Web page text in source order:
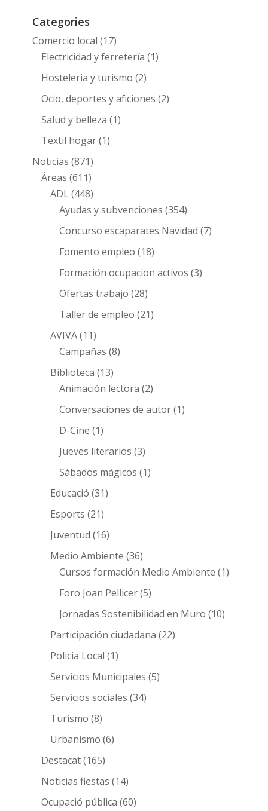
Categories
Comercio local (17)
Electricidad y ferretería (1)
Hosteleria y turismo (2)
Ocio, deportes y aficiones (2)
Salud y belleza (1)
Textil hogar(1)
Noticias (871)
Áreas (611)
ADL(448)
Ayudas y subvenciones (354)
Concurso escaparates Navidad (7)
Fomento empleo (18)
Formación ocupacion activos (3)
Ofertas trabajo (28)
Taller de empleo (21)
AVIVA(11)
Campañas (8)
Biblioteca (13)
Animación lectora (2)
Conversaciones de autor(1)
D-Cine (1)
Jueves literarios (3)
Sábados mágicos (1)
Educació (31)
Esports (21)
Juventud (16)
Medio Ambiente (36)
Cursos formación Medio Ambiente (1)
Foro Joan Pellicer(5)
Jornadas Sostenibilidad en Muro (10)
Participación ciudadana (22)
Policia Local (1)
Servicios Municipales (5)
Servicios sociales (34)
Turismo (8)
Urbanismo (6)
Destacat(165)
Noticias fiestas (14)
Ocupació pública (60)